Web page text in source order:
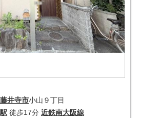
藤井寺市小山９丁目
徒歩17分 近鉄南大阪線